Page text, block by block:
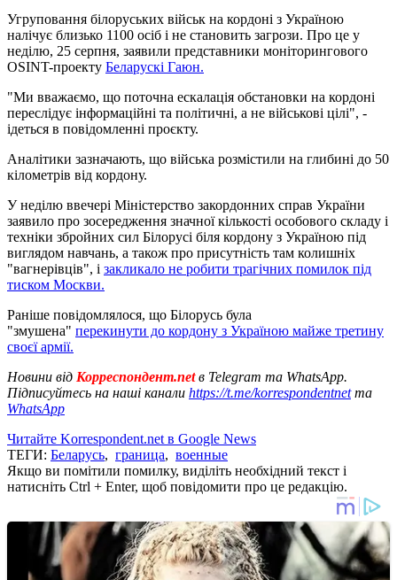
Угруповання білоруських військ на кордоні з Україною
налічує близько 1100 осіб і не становить загрози. Про це у
неділю, 25 серпня, заявили представники моніторингового
OSINT-проекту Беларускі Гаюн.
"Ми вважаємо, що поточна ескалація обстановки на кордоні
переслідує інформаційні та політичні, а не військові цілі", -
ідеться в повідомленні проєкту.
Аналітики зазначають, що війська розмістили на глибині до 50
кілометрів від кордону.
У неділю ввечері Міністерство закордонних справ України
заявило про зосередження значної кількості особового складу і
техніки збройних сил Білорусі біля кордону з Україною під
виглядом навчань, а також про присутність там колишніх
"вагнерівців", і закликало не робити трагічних помилок під
тиском Москви.
Раніше повідомлялося, що Білорусь була
"змушена" перекинути до кордону з Україною майже третину
своєї армії.
Новини від Корреспондент.netв Telegram та WhatsApp.
Підписуйтесь на наші канали https://t.me/korrespondentnetта
WhatsApp
Читайте Korrespondent.net в Google News
ТЕГИ: Беларусь, граница, военные
Якщо ви помітили помилку, виділіть необхідний текст і
натисніть Ctrl + Enter, щоб повідомити про це редакцію.